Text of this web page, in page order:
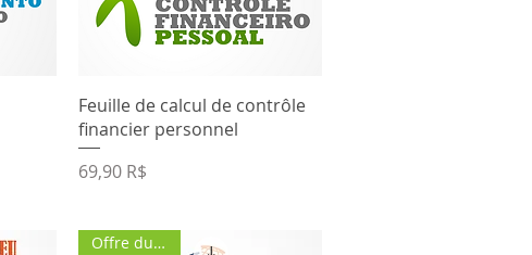
Aperçu rapide
Feuille de calcul de contrôle
financier personnel
Prix
69,90 R$
Offre du jour